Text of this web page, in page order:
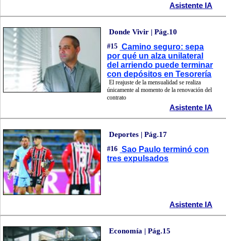
Asistente IA
Donde Vivir | Pág.10
#15 Camino seguro: sepa
por qué un alza unilateral
del arriendo puede terminar
con depósitos en Tesorería
El reajuste de la mensualidad se realiza
únicamente al momento de la renovación del
contrato
Asistente IA
Deportes | Pág.17
#16 Sao Paulo terminó con
tres expulsados
Asistente IA
Economía | Pág.15